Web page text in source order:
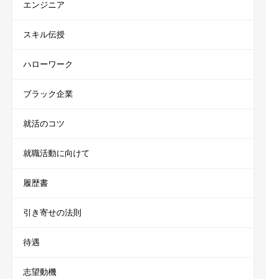
エンジニア
スキル伝授
ハローワーク
ブラック企業
就活のコツ
就職活動に向けて
履歴書
引き寄せの法則
待遇
志望動機